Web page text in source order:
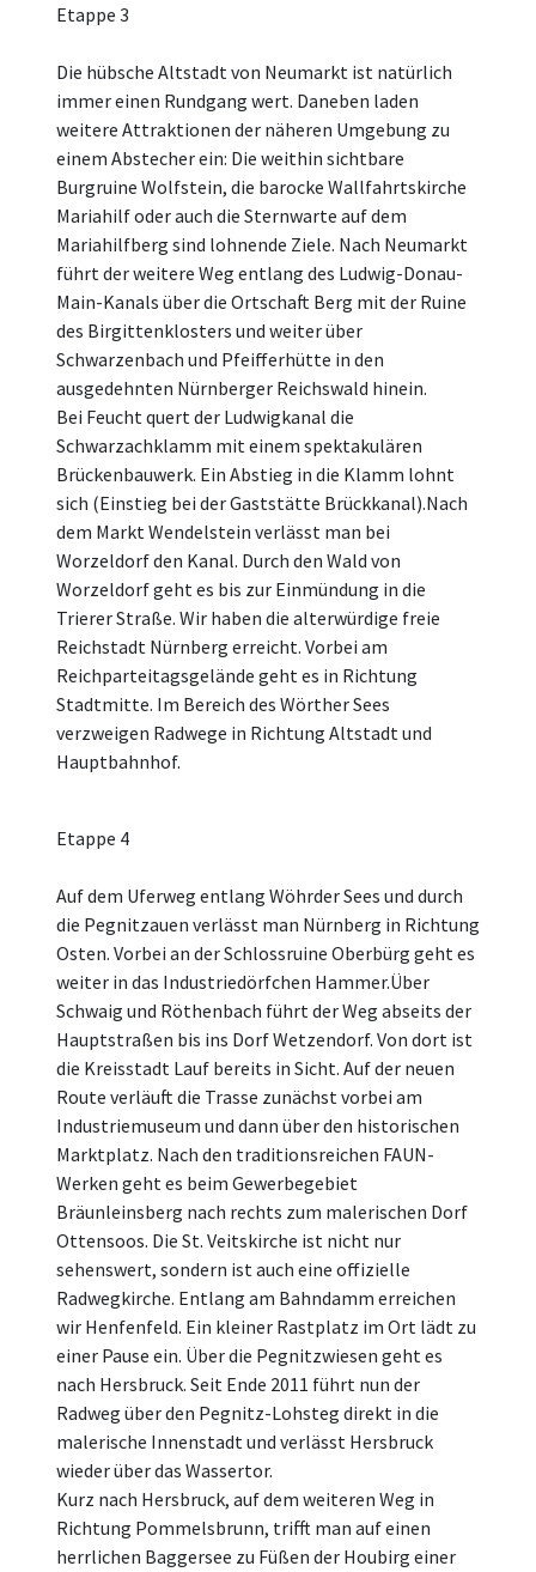
Etappe 3
Die hübsche Altstadt von Neumarkt ist natürlich
immer einen Rundgang wert. Daneben laden
weitere Attraktionen der näheren Umgebung zu
einem Abstecher ein: Die weithin sichtbare
Burgruine Wolfstein, die barocke Wallfahrtskirche
Mariahilf oder auch die Sternwarte auf dem
Mariahilfberg sind lohnende Ziele. Nach Neumarkt
führt der weitere Weg entlang des Ludwig-Donau-
Main-Kanals über die Ortschaft Berg mit der Ruine
des Birgittenklosters und weiter über
Schwarzenbach und Pfeifferhütte in den
ausgedehnten Nürnberger Reichswald hinein.
Bei Feucht quert der Ludwigkanal die
Schwarzachklamm mit einem spektakulären
Brückenbauwerk. Ein Abstieg in die Klamm lohnt
sich (Einstieg bei der Gaststätte Brückkanal).Nach
dem Markt Wendelstein verlässt man bei
Worzeldorf den Kanal. Durch den Wald von
Worzeldorf geht es bis zur Einmündung in die
Trierer Straße. Wir haben die alterwürdige freie
Reichstadt Nürnberg erreicht. Vorbei am
Reichparteitagsgelände geht es in Richtung
Stadtmitte. Im Bereich des Wörther Sees
verzweigen Radwege in Richtung Altstadt und
Hauptbahnhof.
Etappe 4
Auf dem Uferweg entlang Wöhrder Sees und durch
die Pegnitzauen verlässt man Nürnberg in Richtung
Osten. Vorbei an der Schlossruine Oberbürg geht es
weiter in das Industriedörfchen Hammer.Über
Schwaig und Röthenbach führt der Weg abseits der
Hauptstraßen bis ins Dorf Wetzendorf. Von dort ist
die Kreisstadt Lauf bereits in Sicht. Auf der neuen
Route verläuft die Trasse zunächst vorbei am
Industriemuseum und dann über den historischen
Marktplatz. Nach den traditionsreichen FAUN-
Werken geht es beim Gewerbegebiet
Bräunleinsberg nach rechts zum malerischen Dorf
Ottensoos. Die St. Veitskirche ist nicht nur
sehenswert, sondern ist auch eine offizielle
Radwegkirche. Entlang am Bahndamm erreichen
wir Henfenfeld. Ein kleiner Rastplatz im Ort lädt zu
einer Pause ein. Über die Pegnitzwiesen geht es
nach Hersbruck. Seit Ende 2011 führt nun der
Radweg über den Pegnitz-Lohsteg direkt in die
malerische Innenstadt und verlässt Hersbruck
wieder über das Wassertor.
Kurz nach Hersbruck, auf dem weiteren Weg in
Richtung Pommelsbrunn, trifft man auf einen
herrlichen Baggersee zu Füßen der Houbirg einer